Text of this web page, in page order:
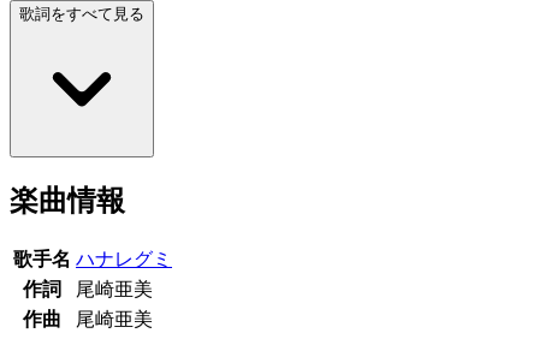
歌詞をすべて見る
楽曲情報
歌手名 ハナレグミ
作詞
尾崎亜美
作曲
尾崎亜美